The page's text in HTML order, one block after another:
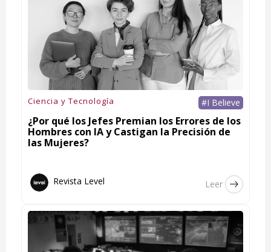
Ciencia y Tecnología #I Believe
¿Por qué los Jefes Premian los Errores de los
Hombres con IA y Castigan la Precisión de
las Mujeres?
Revista Level Leer